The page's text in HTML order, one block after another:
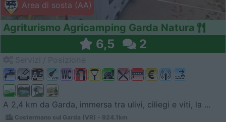
Area di sosta (AA)
Agriturismo Agricamping Garda Natura
6,5 2
A 2,4 km da Garda, immersa tra ulivi, ciliegi e viti, la ...
Costermano sul Garda (VR) - 924.1km